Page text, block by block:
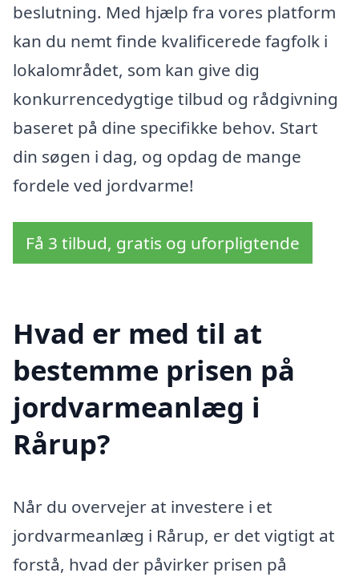
beslutning. Med hjælp fra vores platform
kan du nemt finde kvalificerede fagfolk i
lokalområdet, som kan give dig
konkurrencedygtige tilbud og rådgivning
baseret på dine specifikke behov. Start
din søgen i dag, og opdag de mange
fordele ved jordvarme!
Få 3 tilbud, gratis og uforpligtende
Hvad er med til at
bestemme prisen på
jordvarmeanlæg i
Rårup?
Når du overvejer at investere i et
jordvarmeanlæg i Rårup, er det vigtigt at
forstå, hvad der påvirker prisen på